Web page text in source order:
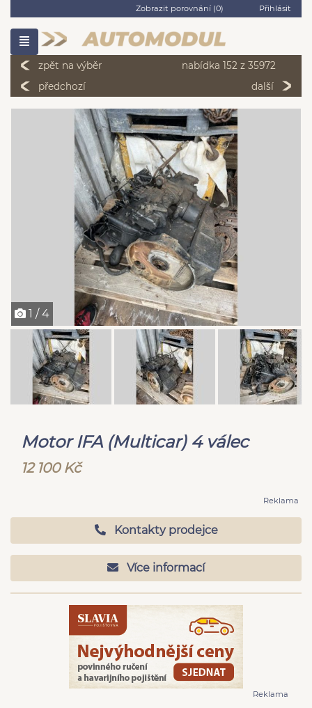
Zobrazit porovnání (0) Přihlásit
zpět na výběr
nabídka 152 z 35972
předchozí
další
1 / 4
Motor IFA (Multicar) 4 válec
12 100 Kč
Reklama
Kontakty prodejce
Více informací
Reklama